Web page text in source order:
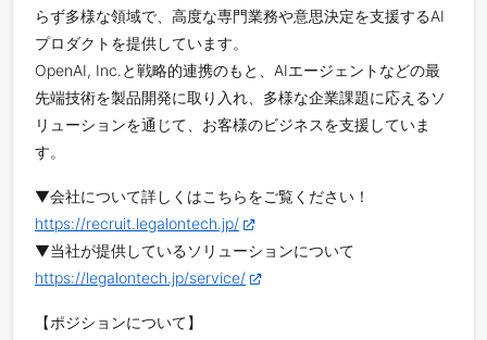
らず多様な領域で、高度な専門業務や意思決定を支援するAI
プロダクトを提供しています。
OpenAI, Inc.と戦略的連携のもと、AIエージェントなどの最
先端技術を製品開発に取り入れ、多様な企業課題に応えるソ
リューションを通じて、お客様のビジネスを支援していま
す。
▼会社について詳しくはこちらをご覧ください！
https://recruit.legalontech.jp/
▼当社が提供しているソリューションについて
https://legalontech.jp/service/
【ポジションについて】